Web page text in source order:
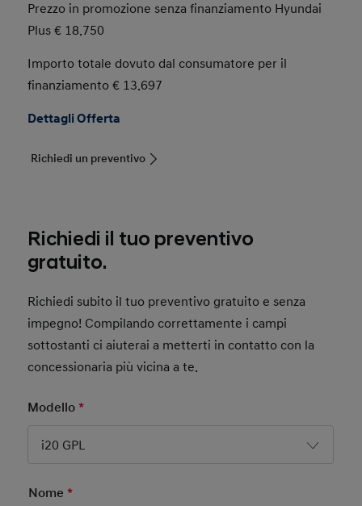
Prezzo in promozione senza finanziamento Hyundai
Plus € 18.750
Importo totale dovuto dal consumatore per il
finanziamento € 13.697
Dettagli Offerta
Richiedi un preventivo
Richiedi il tuo preventivo
gratuito.
Richiedi subito il tuo preventivo gratuito e senza
impegno! Compilando correttamente i campi
sottostanti ci aiuterai a metterti in contatto con la
concessionaria più vicina a te.
Modello*
i20 GPL
Nome *Mandatory Field